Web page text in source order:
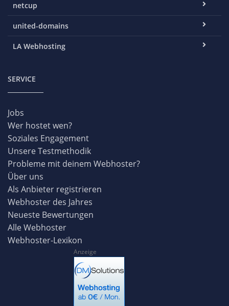
netcup
united-domains
LA Webhosting
SERVICE
Jobs
Wer hostet wen?
Soziales Engagement
Unsere Testmethodik
Probleme mit deinem Webhoster?
Über uns
Als Anbieter registrieren
Webhoster des Jahres
Neueste Bewertungen
Alle Webhoster
Webhoster-Lexikon
Anzeige